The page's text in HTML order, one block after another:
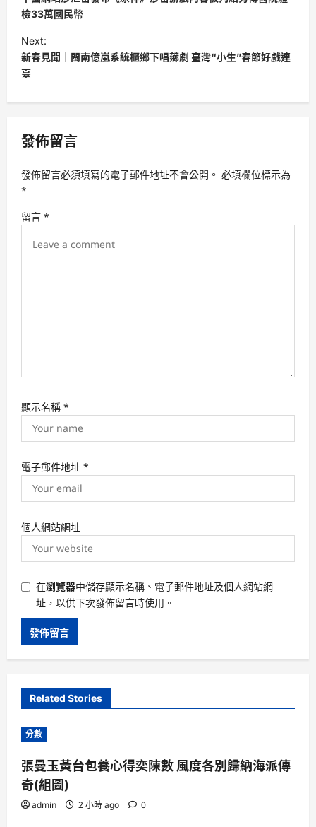
s
t
n
a
v
g
a
t
i
檢33萬國民幣
Next:
新春見聞｜閩南億嵐系統櫃鄉下唱薌劇 臺灣“小生”春節好戲連
臺
發佈留言
發佈留言必須填寫的電子郵件地址不會公開。 必填欄位標示為
*
留言 *
顯示名稱 *
電子郵件地址 *
個人網站網址
在瀏覽器中儲存顯示名稱、電子郵件地址及個人網站網
址，以供下次發佈留言時使用。
Related Stories
分數
張曼玉黃台包養心得奕陳數 風度各別歸納海派傳
奇(組圖)
admin 2 小時 ago 0